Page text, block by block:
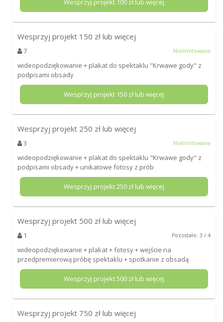
Wesprzyj projekt 100zł lub więcej
Wesprzyj projekt 150 zł lub więcej
7 Nielimitowana
wideopodziękowanie + plakat do spektaklu "Krwawe gody" z
podpisami obsady
Wesprzyj projekt 150zł lub więcej
Wesprzyj projekt 250 zł lub więcej
3 Nielimitowana
wideopodziękowanie + plakat do spektaklu "Krwawe gody" z
podpisami obsady + unikatowe fotosy z prób
Wesprzyj projekt250zł lub więcej
Wesprzyj projekt 500 zł lub więcej
1 Pozostało: 3 / 4
wideopodziękowanie + plakat + fotosy + wejście na
przedpremierową próbę spektaklu + spotkanie z obsadą
Wesprzyj projekt500zł lub więcej
Wesprzyj projekt 750 zł lub więcej